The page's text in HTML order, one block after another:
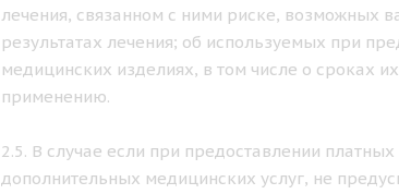
лечения, связанном с ними риске, возможных
результатах лечения; об используемых при
медицинских изделиях, в том числе о сроках
применению.
2.5. В случае если при предоставлении
дополнительных медицинских услуг, не